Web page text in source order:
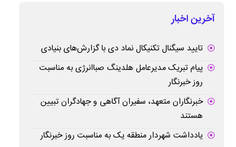
آخرین اخبار
تایید سیگنال تکنیکال نماد دی با گزارش‌های بنیادی
پیام تبریک مدیرعامل هلدینگ صباانرژی به مناسبت
روز خبرنگار
خبرنگاران متعهد، سفیران آگاهی و جهادگران تبیین
هستند
یادداشت شهردار منطقه یک به مناسبت روز خبرنگار